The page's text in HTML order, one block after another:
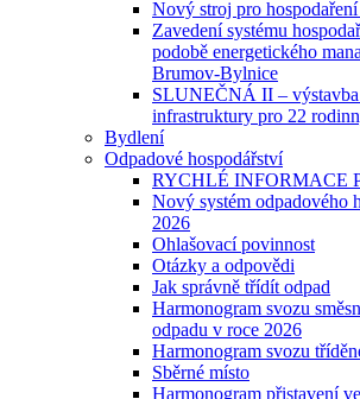
Nový stroj pro
Zavedení systému
podobě energetického
Brumov-Bylnice
SLUNEČNÁ II – výstavba
infrastruktury pro 22
Bydlení
Odpadové hospodářství
RYCHLÉ INFORMACE
Nový systém odpadového
2026
Ohlašovací povinnost
Otázky a odpovědi
Jak správně třídít odpad
Harmonogram svozu
odpadu v roce 2026
Harmonogram svozu
Sběrné místo
Harmonogram přistavení